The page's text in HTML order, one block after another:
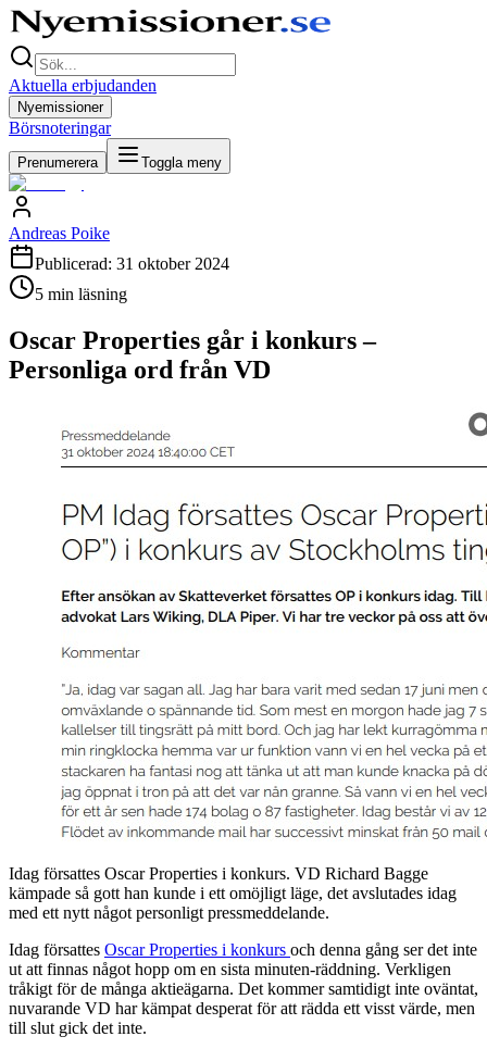
Aktuella erbjudanden
Nyemissioner
Börsnoteringar
Prenumerera Toggla meny
Andreas Poike
Publicerad: 31 oktober 2024
5 min läsning
Oscar Properties går i konkurs –
Personliga ord från VD
Idag försattes Oscar Properties i konkurs. VD Richard Bagge
kämpade så gott han kunde i ett omöjligt läge, det avslutades idag
med ett nytt något personligt pressmeddelande.
Idag försattes Oscar Properties i konkurs och denna gång ser det inte
ut att finnas något hopp om en sista minuten-räddning. Verkligen
tråkigt för de många aktieägarna. Det kommer samtidigt inte oväntat,
nuvarande VD har kämpat desperat för att rädda ett visst värde, men
till slut gick det inte.